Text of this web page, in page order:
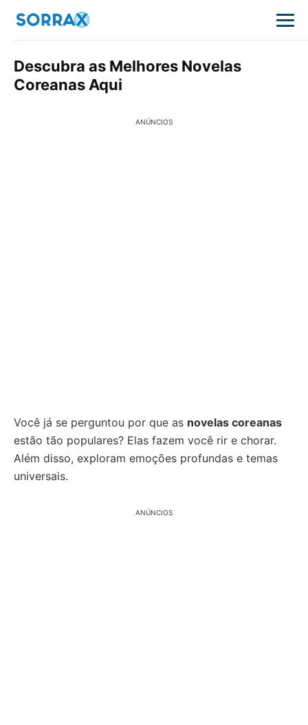
Descubra as Melhores Novelas
Coreanas Aqui
ANÚNCIOS
Você já se perguntou por que as novelas coreanas
estão tão populares? Elas fazem você rir e chorar.
Além disso, exploram emoções profundas e temas
universais.
ANÚNCIOS